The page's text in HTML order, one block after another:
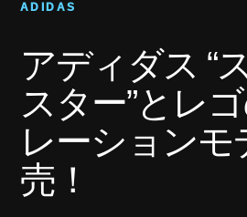
ADIDAS
アディダス “
スター”とレ
レーションモ
売！